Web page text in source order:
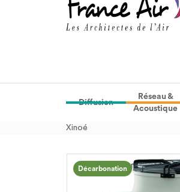
Diffusion
Réseau &
Acoustique
Xinoé
Décarbonation